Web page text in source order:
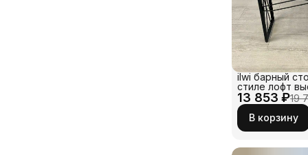
13 853 ₽19
ilwi барный
стиле лофт
черного
ЛДСП для
или бара
В корзину